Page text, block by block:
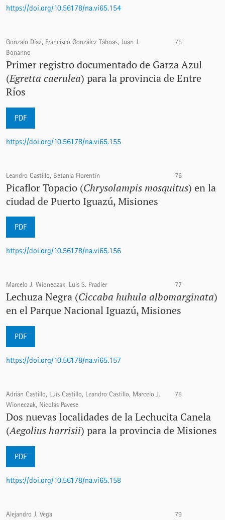
https://doi.org/10.56178/na.vi65.154
Gonzalo Díaz, Francisco González Táboas, Juan J.
Bonanno
75
Primer registro documentado de Garza Azul
(Egretta caerulea) para la provincia de Entre
Ríos
PDF
https://doi.org/10.56178/na.vi65.155
Leandro Castillo, Betania Florentín 76
Picaflor Topacio (Chrysolampis mosquitus) en la
ciudad de Puerto Iguazú, Misiones
PDF
https://doi.org/10.56178/na.vi65.156
Marcelo J. Wioneczak, Luis S. Pradier 77
Lechuza Negra (Ciccaba huhula albomarginata)
en el Parque Nacional Iguazú, Misiones
PDF
https://doi.org/10.56178/na.vi65.157
Adrián Castillo, Luís Castillo, Leandro Castillo, Marcelo J.
Wioneczak, Nicolás Pavese
78
Dos nuevas localidades de la Lechucita Canela
(Aegolius harrisii) para la provincia de Misiones
PDF
https://doi.org/10.56178/na.vi65.158
Alejandro J. Vega 79